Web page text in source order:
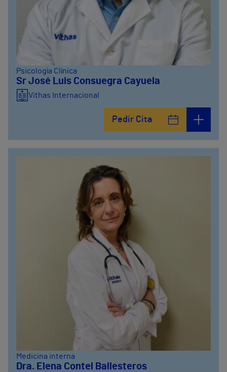
Psicología Clínica
Sr José Luis Consuegra Cayuela
Vithas Internacional
Pedir Cita
Medicina interna
Dra. Elena Contel Ballesteros